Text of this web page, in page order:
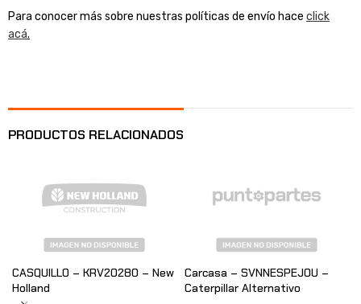
Para conocer más sobre nuestras políticas de envío hace click
acá.
PRODUCTOS RELACIONADOS
CASQUILLO – KRV20280 – New
Holland
Carcasa – SVNNESPEJOU –
Caterpillar Alternativo